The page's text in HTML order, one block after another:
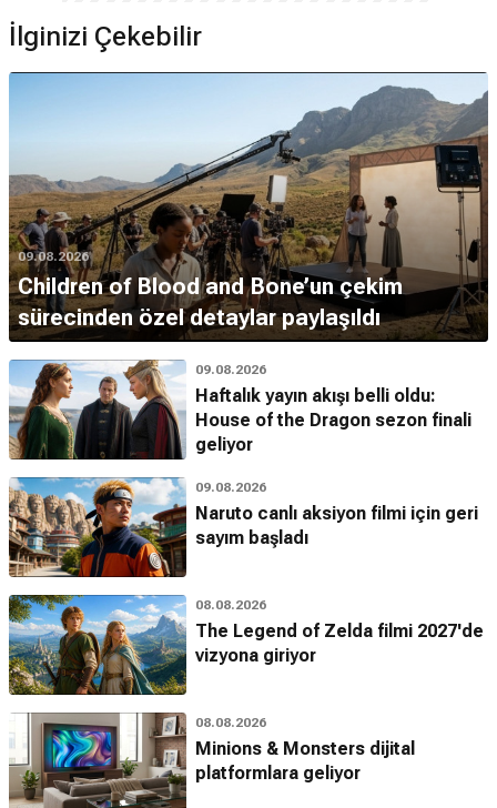
İlginizi Çekebilir
09.08.2026
Children of Blood and Bone’un çekim
sürecinden özel detaylar paylaşıldı
09.08.2026
Haftalık yayın akışı belli oldu:
House of the Dragon sezon finali
geliyor
09.08.2026
Naruto canlı aksiyon filmi için geri
sayım başladı
08.08.2026
The Legend of Zelda filmi 2027'de
vizyona giriyor
08.08.2026
Minions & Monsters dijital
platformlara geliyor